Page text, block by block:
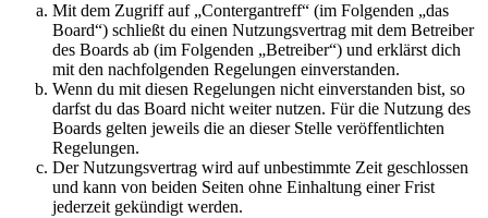
Mit dem Zugriff auf „Contergantreff“ (im Folgenden „das
Board“) schließt du einen Nutzungsvertrag mit dem Betreiber
des Boards ab (im Folgenden „Betreiber“) und erklärst dich
mit den nachfolgenden Regelungen einverstanden.
Wenn du mit diesen Regelungen nicht einverstanden bist, so
darfst du das Board nicht weiter nutzen. Für die Nutzung des
Boards gelten jeweils die an dieser Stelle veröffentlichten
Regelungen.
Der Nutzungsvertrag wird auf unbestimmte Zeit geschlossen
und kann von beiden Seiten ohne Einhaltung einer Frist
jederzeit gekündigt werden.